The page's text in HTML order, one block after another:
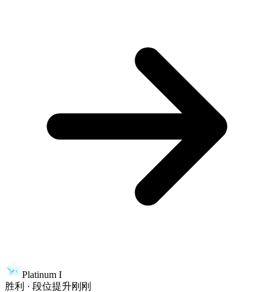
Platinum I
胜利 · 段位提升刚刚